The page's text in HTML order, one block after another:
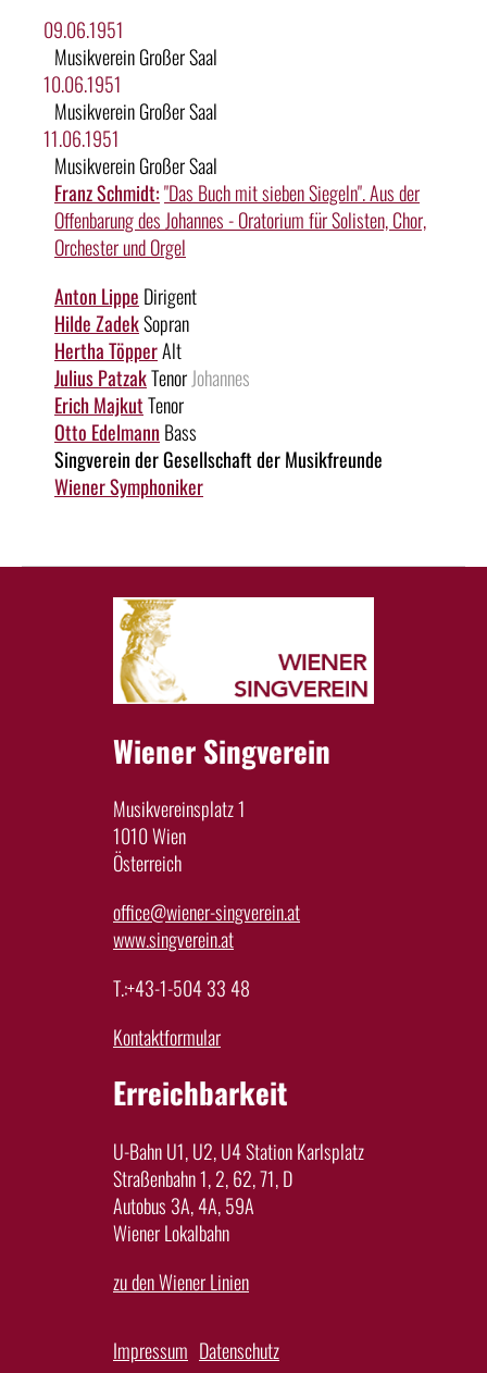
09.06.1951
Musikverein Großer Saal
10.06.1951
Musikverein Großer Saal
11.06.1951
Musikverein Großer Saal
Franz Schmidt:"Das Buch mit sieben Siegeln". Aus der
Offenbarung des Johannes - Oratorium für Solisten, Chor,
Orchester und Orgel
Anton Lippe Dirigent
Hilde ZadekSopran
Hertha TöpperAlt
Julius PatzakTenor Johannes
Erich MajkutTenor
Otto Edelmann Bass
Singverein der Gesellschaft der Musikfreunde
Wiener Symphoniker
Wiener Singverein
Musikvereinsplatz 1
1010 Wien
Österreich
office@wiener-singverein.at
www.singverein.at
T.:+43-1-504 33 48
Kontaktformular
Erreichbarkeit
U-Bahn U1, U2, U4 Station Karlsplatz
Straßenbahn 1, 2, 62, 71, D
Autobus 3A, 4A, 59A
Wiener Lokalbahn
zu den Wiener Linien
Impressum Datenschutz